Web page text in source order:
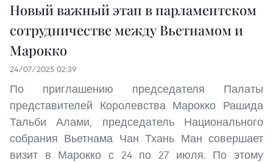
Новый важный этап в парламентском
сотрудничестве между Вьетнамом и
Марокко
24/07/2025 02:39
По приглашению председателя Палаты
представителей Королевства Марокко Рашида
Тальби Алами, председатель Национального
собрания Вьетнама Чан Тхань Ман совершает
визит в Марокко с 24 по 27 июля. По этому